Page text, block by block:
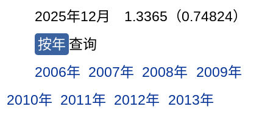
2025年12月 1.3365（0.74824）
按年 查询
2006年 2007年 2008年
2009年
2010年 2011年 2012年
2013年